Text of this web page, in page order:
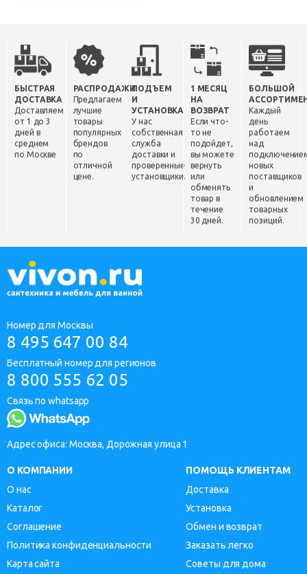
БЫСТРАЯ
ДОСТАВКА
Доставляем
от 1 до 3
дней в
среднем
по Москве
РАСПРОДАЖИ
Предлагаем
лучшие
товары
популярных
брендов
по
отличной
цене.
ПОДЪЕМ
И
УСТАНОВКА
У нас
собственная
служба
доставки и
проверенные
установщики.
1 МЕСЯЦ
НА
ВОЗВРАТ
Если что-
то не
подойдет,
вы можете
вернуть
или
обменять
товар в
течение
30 дней.
БОЛЬШОЙ
Каждый
день
работаем
над
новых
поставщиков
и
обновлением
товарных
позиций.
Номер для Москвы
8 495 647 00 84
Бесплатный номер для регионов
8 800 555 62 05
Связь по whatsapp
Адрес офиса: Москва, Дорожная улица 1
О КОМПАНИИ
О нас
Каталог
Соглашение
Политика конфиденциальности
Карта сайта
ПОМОЩЬ КЛИЕНТАМ
Доставка
Установка
Обмен и возврат
Заказать легко
Советы для дома